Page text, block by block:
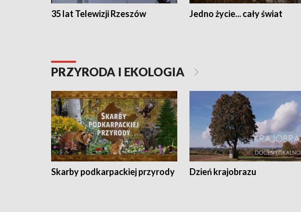
35 lat Telewizji Rzeszów Jedno życie... cały świat
PRZYRODA I EKOLOGIA
Skarby podkarpackiej przyrody Dzień krajobrazu